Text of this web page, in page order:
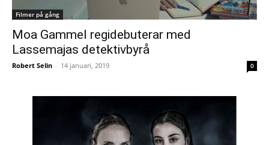
Filmer på gång
Moa Gammel regidebuterar med
Lassemajas detektivbyrå
Robert Selin - 14 januari, 2019 0